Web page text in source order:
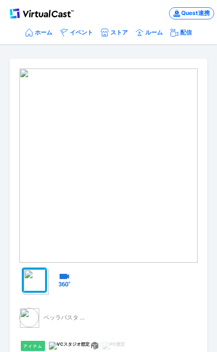
Quest連携
ホーム イベント ストア ルーム 配信
ベッラパスタ - 無料配布 -
アイテム